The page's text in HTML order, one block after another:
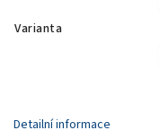
Varianta
Detailní informace